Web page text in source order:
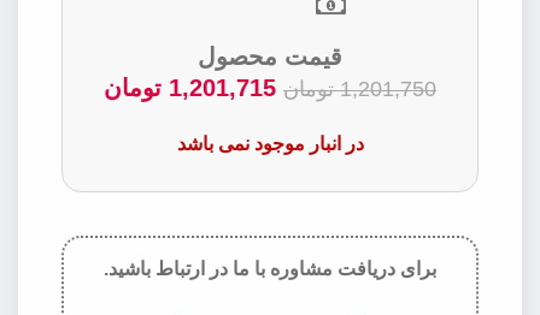
قیمت محصول
1,201,750 تومان 1,201,715 تومان
در انبار موجود نمی باشد
برای دریافت مشاوره با ما در ارتباط باشید.